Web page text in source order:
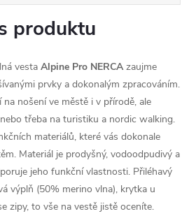
produktu
vesta Alpine Pro NERCAzaujme
prvky a dokonalým zpracováním.
nošení ve městě i v přírodě, ale
třeba na turistiku a nordic walking.
materiálů, které vás dokonale
Materiál je prodyšný, vodoodpudivý a
jeho funkční vlastnosti. Přiléhavý
výplň (50% merino vlna), krytka u
zipy, to vše na vestě jistě oceníte.